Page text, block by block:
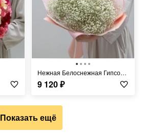
Нежная Белоснежная Гипсофила
9 120₽
Показать ещё